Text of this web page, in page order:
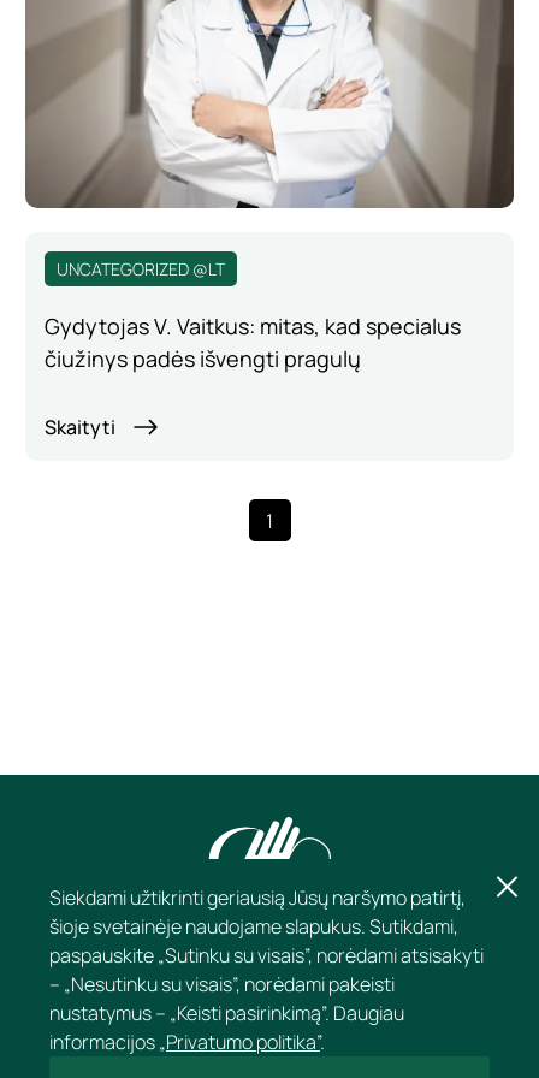
UNCATEGORIZED @LT
Gydytojas V. Vaitkus: mitas, kad specialus
čiužinys padės išvengti pragulų
Skaityti
1
Siekdami užtikrinti geriausią Jūsų naršymo patirtį,
šioje svetainėje naudojame slapukus. Sutikdami,
paspauskite „Sutinku su visais”, norėdami atsisakyti
– „Nesutinku su visais”, norėdami pakeisti
nustatymus – „Keisti pasirinkimą”. Daugiau
informacijos„Privatumo politika”.